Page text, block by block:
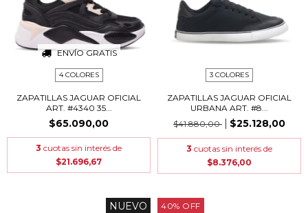
ENVÍO GRATIS
4 COLORES
ZAPATILLAS JAGUAR OFICIAL
ART. #4340 35...
$65.090,00
3 cuotas sin interés de
$21.696,67
3 COLORES
ZAPATILLAS JAGUAR OFICIAL
URBANA ART. #8...
$41.880,00
$25.128,00
3 cuotas sin interés de
$8.376,00
NUEVO 40% OFF